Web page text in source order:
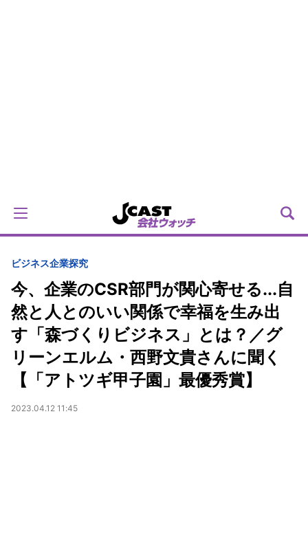
ビジネス企業探究
今、企業のCSR部門が関心寄せる...自
然と人とのいい関係で幸福を生み出
す「森づくりビジネス」とは？／グ
リーンエルム・西野文貴さんに聞く
【「アトツギ甲子園」最優秀賞】
2023.04.12 11:45